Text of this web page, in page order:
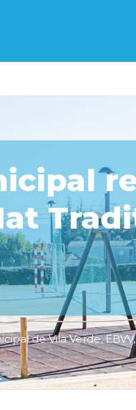
de Vila Verde,EBVV